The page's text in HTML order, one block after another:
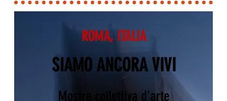
ROMA, ITALIA
SIAMO ANCORA VIVI
Mostra collettiva d'arte